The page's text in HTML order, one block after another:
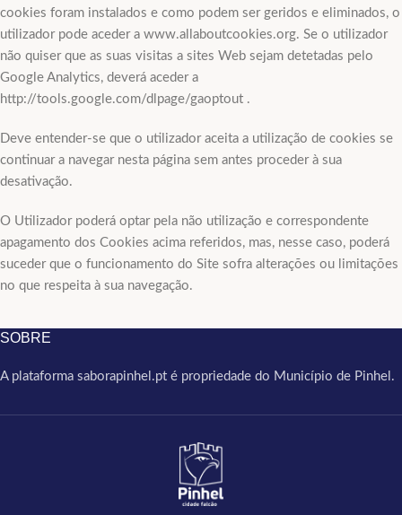
cookies foram instalados e como podem ser geridos e eliminados, o
utilizador pode aceder a www.allaboutcookies.org. Se o utilizador
não quiser que as suas visitas a sites Web sejam detetadas pelo
Google Analytics, deverá aceder a
http://tools.google.com/dlpage/gaoptout .
Deve entender-se que o utilizador aceita a utilização de cookies se
continuar a navegar nesta página sem antes proceder à sua
desativação.
O Utilizador poderá optar pela não utilização e correspondente
apagamento dos Cookies acima referidos, mas, nesse caso, poderá
suceder que o funcionamento do Site sofra alterações ou limitações
no que respeita à sua navegação.
SOBRE
A plataforma saborapinhel.pt é propriedade do Município de Pinhel.